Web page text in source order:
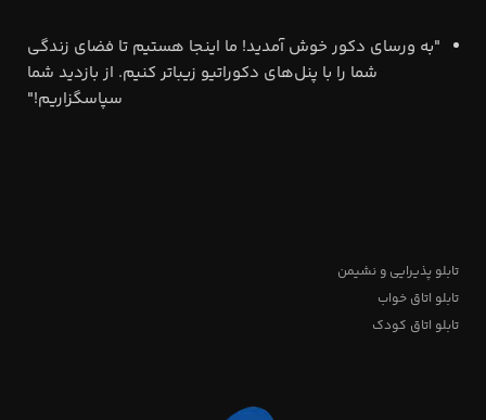
"به ورسای دکور خوش آمدید! ما اینجا هستیم تا فضای زندگی
شما را با پنل‌های دکوراتیو زیباتر کنیم. از بازدید شما
سپاسگزاریم!"
تابلو پذیرایی و نشیمن
تابلو اتاق خواب
تابلو اتاق کودک